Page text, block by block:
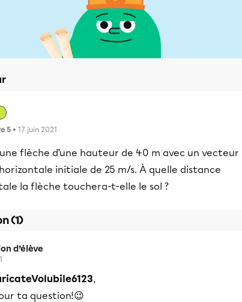
5 • 17 juin 2021
flèche d’une hauteur de 40 m avec un vecteur
initiale de 25 m/s. À quelle distance
la flèche touchera-t-elle le sol ?
(1)
d’élève
,
ta question!😉